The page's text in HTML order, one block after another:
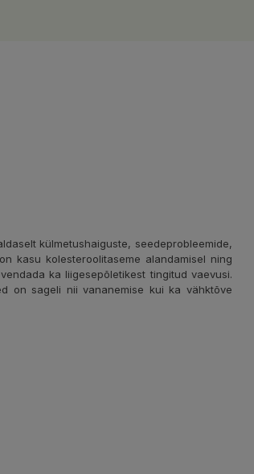
külmetushaiguste, seedeprobleemide,
kasu kolesteroolitaseme alandamisel ning
ka liigesepõletikest tingitud vaevusi.
on sageli nii vananemise kui ka vähktõve